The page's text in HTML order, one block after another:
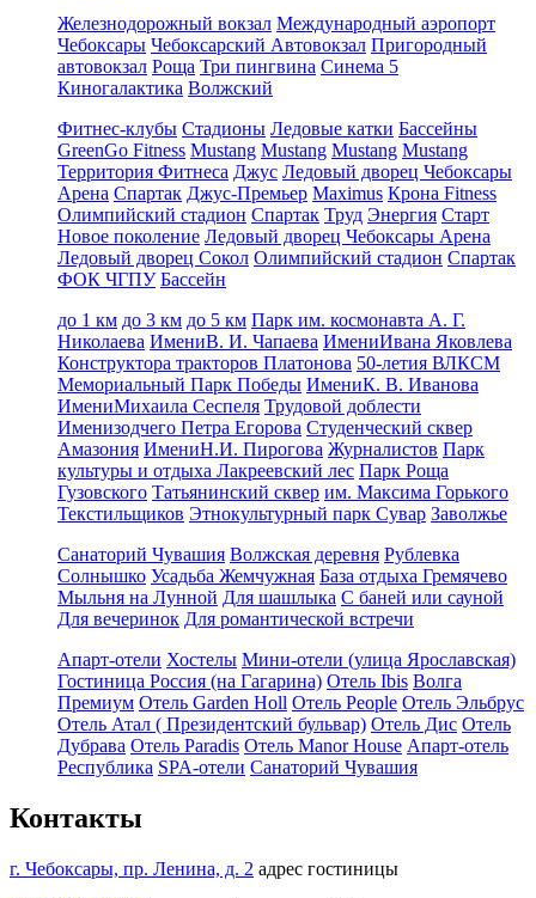
Железнодорожный вокзал Международный аэропорт
Чебоксары Чебоксарский Автовокзал Пригородный
автовокзал Роща Три пингвина Синема 5
Киногалактика Волжский
Фитнес-клубы Стадионы Ледовые катки Бассейны
GreenGo Fitness Mustang Mustang Mustang Mustang
Территория Фитнеса Джус Ледовый дворец Чебоксары
Арена Спартак Джус-Премьер Maximus Крона Fitness
Олимпийский стадион Спартак Труд Энергия Старт
Новое поколение Ледовый дворец Чебоксары Арена
Ледовый дворец Сокол Олимпийский стадион Спартак
ФОК ЧГПУ Бассейн
до 1 км до 3 км до 5 км Парк им. космонавта А. Г.
Николаева ИмениВ. И. Чапаева ИмениИвана Яковлева
Конструктора тракторов Платонова 50-летия ВЛКСМ
Мемориальный Парк Победы ИмениК. В. Иванова
ИмениМихаила Сеспеля Трудовой доблести
Именизодчего Петра Егорова Студенческий сквер
Амазония ИмениН.И. Пирогова Журналистов Парк
культуры и отдыха Лакреевский лес Парк Роща
Гузовского Татьянинский сквер им. Максима Горького
Текстильщиков Этнокультурный парк Сувар Заволжье
Санаторий Чувашия Волжская деревня Рублевка
Солнышко Усадьба Жемчужная База отдыха Гремячево
Мыльня на Лунной Для шашлыка С баней или сауной
Для вечеринок Для романтической встречи
Апарт-отели Хостелы Мини-отели (улица Ярославская)
Гостиница Россия (на Гагарина) Отель Ibis Волга
Премиум Отель Garden Holl Отель People Отель Эльбрус
Отель Атал ( Президентский бульвар) Отель Дис Отель
Дубрава Отель Paradis Отель Manor House Апарт-отель
Республика SPA-отели Санаторий Чувашия
Контакты
г. Чебоксары, пр. Ленина, д. 2 адрес гостиницы